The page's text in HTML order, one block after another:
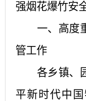
强烟花爆竹安
一、高度
管工作
各乡镇、
平新时代中